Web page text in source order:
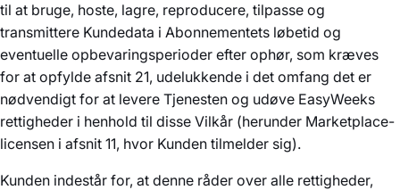
til at bruge, hoste, lagre, reproducere, tilpasse og
transmittere Kundedata i Abonnementets løbetid og
eventuelle opbevaringsperioder efter ophør, som kræves
for at opfylde afsnit 21, udelukkende i det omfang det er
nødvendigt for at levere Tjenesten og udøve EasyWeeks
rettigheder i henhold til disse Vilkår (herunder Marketplace-
licensen i afsnit 11, hvor Kunden tilmelder sig).
Kunden indestår for, at denne råder over alle rettigheder,